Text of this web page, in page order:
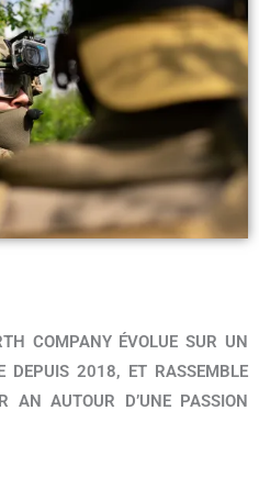
COMPANY ÉVOLUE SUR UN
DEPUIS 2018, ET RASSEMBLE
AN AUTOUR D’UNE PASSION